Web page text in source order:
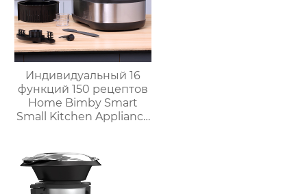
Индивидуальный 16
функций 150 рецептов
Home Bimby Smart
Small Kitchen Appliance
кухонный комбайн
Термопроцессор